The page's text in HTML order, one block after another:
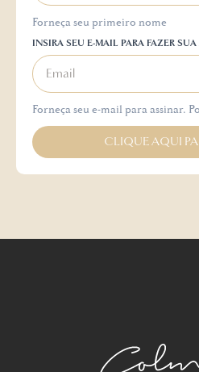
Forneça seu primeiro nome
INSIRA SEU E-MAIL PARA FAZER
Forneça seu e-mail para assinar.
CLIQUE AQUI